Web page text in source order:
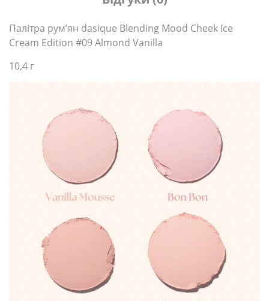
Палітра рум’ян dasique Blending Mood Cheek Ice
Cream Edition #09 Almond Vanilla
10,4 г